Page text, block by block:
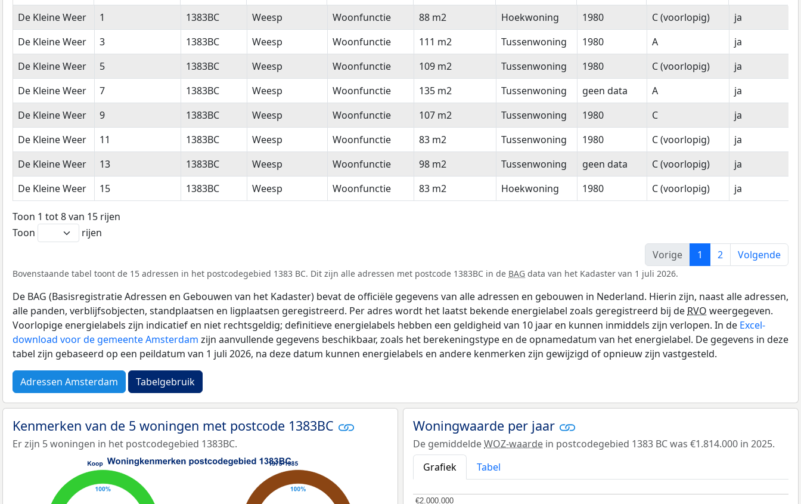
Straatnaam
Huisnummer Postcode Woonplaats Gebruiksdoel Oppervlakte Woningtype Bouwjaar Energielabel
Bebouwde
kom
De Kleine Weer 1 1383BC Weesp Woonfunctie 88 m2 Hoekwoning 1980 C (voorlopig)
ja
De Kleine Weer
3 1383BC Weesp Woonfunctie 111 m2 Tussenwoning 1980 A
ja
De Kleine Weer
5 1383BC Weesp Woonfunctie 109 m2 Tussenwoning 1980 C (voorlopig)
ja
De Kleine Weer
7 1383BC Weesp Woonfunctie 135 m2 Tussenwoning geen data A
ja
De Kleine Weer
9 1383BC Weesp Woonfunctie 107 m2 Tussenwoning 1980 C
ja
De Kleine Weer
11 1383BC Weesp Woonfunctie 83 m2 Tussenwoning 1980 C (voorlopig)
ja
De Kleine Weer
13 1383BC Weesp Woonfunctie 98 m2 Tussenwoning geen data C (voorlopig)
ja
De Kleine Weer
15 1383BC Weesp Woonfunctie 83 m2 Hoekwoning 1980 C (voorlopig) ja
Toon 1 tot 8 van 15 rijen
Toon
rijen
Vorige
1 2 Volgende
Bovenstaande tabel toont de 15 adressen in het postcodegebied 1383 BC. Dit zijn alle adressen met postcode 1383BC in de BAG data van het Kadaster van 1 juli 2026.
De BAG (Basisregistratie Adressen en Gebouwen van het Kadaster) bevat de officiële gegevens van alle adressen en gebouwen in Nederland. Hierin zijn, naast alle adressen,
alle panden, verblijfsobjecten, standplaatsen en ligplaatsen geregistreerd. Per adres wordt het laatst bekende energielabel zoals geregistreerd bij de RVO weergegeven.
Voorlopige energielabels zijn indicatief en niet rechtsgeldig; definitieve energielabels hebben een geldigheid van 10 jaar en kunnen inmiddels zijn verlopen. In de Excel-
download voor de gemeente Amsterdam zijn aanvullende gegevens beschikbaar, zoals het berekeningstype en de opnamedatum van het energielabel. De gegevens in deze
tabel zijn gebaseerd op een peildatum van 1 juli 2026, na deze datum kunnen energielabels en andere kenmerken zijn gewijzigd of opnieuw zijn vastgesteld.
Adressen Amsterdam Tabelgebruik
Kenmerken van de 5 woningen met postcode 1383BC
Er zijn 5 woningen in het postcodegebied 1383BC.
Woningwaarde per jaar
De gemiddeldeWOZ-waarde in postcodegebied 1383 BC was €1.814.000 in 2025.
Grafiek
Tabel
€2.000.000
€2.000.000